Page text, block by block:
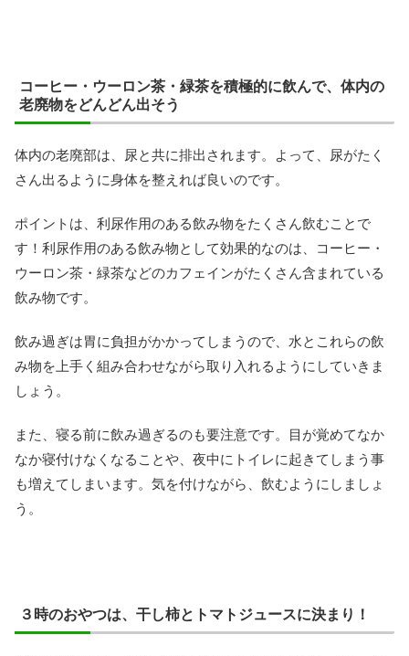
コーヒー・ウーロン茶・緑茶を積極的に飲んで、体内の
老廃物をどんどん出そう
体内の老廃部は、尿と共に排出されます。よって、尿がたく
さん出るように身体を整えれば良いのです。
ポイントは、利尿作用のある飲み物をたくさん飲むことで
す！利尿作用のある飲み物として効果的なのは、コーヒー・
ウーロン茶・緑茶などのカフェインがたくさん含まれている
飲み物です。
飲み過ぎは胃に負担がかかってしまうので、水とこれらの飲
み物を上手く組み合わせながら取り入れるようにしていきま
しょう。
また、寝る前に飲み過ぎるのも要注意です。目が覚めてなか
なか寝付けなくなることや、夜中にトイレに起きてしまう事
も増えてしまいます。気を付けながら、飲むようにしましょ
う。
３時のおやつは、干し柿とトマトジュースに決まり！